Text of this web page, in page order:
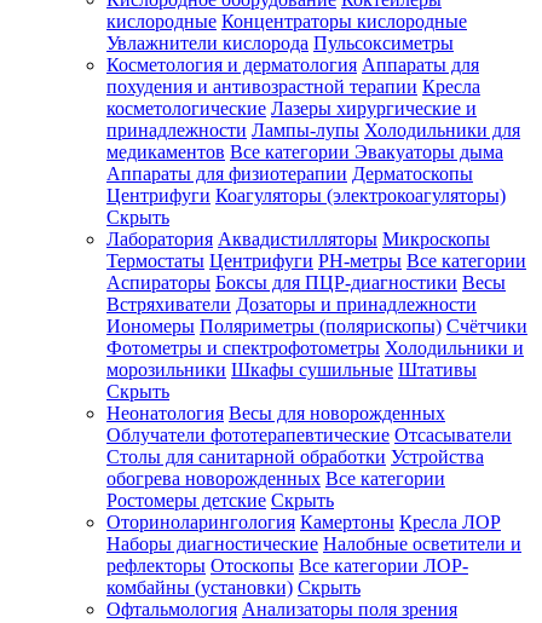
Зарегистрироваться
Зачем
регистрироваться?
Все
покупки
одном
месте
Личный
менеджер
Отслеживание
статуса
заказа
кислородные Концентраторы кислородные
Увлажнители кислорода Пульсоксиметры
Косметология и дерматология Аппараты для
похудения и антивозрастной терапии Кресла
косметологические Лазеры хирургические и
принадлежности Лампы-лупы Холодильники для
медикаментов Все категории Эвакуаторы дыма
Аппараты для физиотерапии Дерматоскопы
Центрифуги Коагуляторы (электрокоагуляторы)
Скрыть
Лаборатория Аквадистилляторы Микроскопы
Термостаты Центрифуги PH-метры Все категории
Аспираторы Боксы для ПЦР-диагностики Весы
Встряхиватели Дозаторы и принадлежности
Иономеры Поляриметры (полярископы) Счётчики
Фотометры и спектрофотометры Холодильники и
морозильники Шкафы сушильные Штативы
Скрыть
Неонатология Весы для новорожденных
Облучатели фототерапевтические Отсасыватели
Столы для санитарной обработки Устройства
обогрева новорожденных Все категории
Ростомеры детские Скрыть
Оториноларингология Камертоны Кресла ЛОР
Наборы диагностические Налобные осветители и
рефлекторы Отоскопы Все категории ЛОР-
комбайны (установки) Скрыть
Офтальмология Анализаторы поля зрения